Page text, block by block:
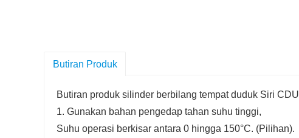
Butiran Produk
Butiran produk silinder berbilang tempat duduk Siri CDU
1. Gunakan bahan pengedap tahan suhu tinggi,
Suhu operasi berkisar antara 0 hingga 150°C. (Pilihan).